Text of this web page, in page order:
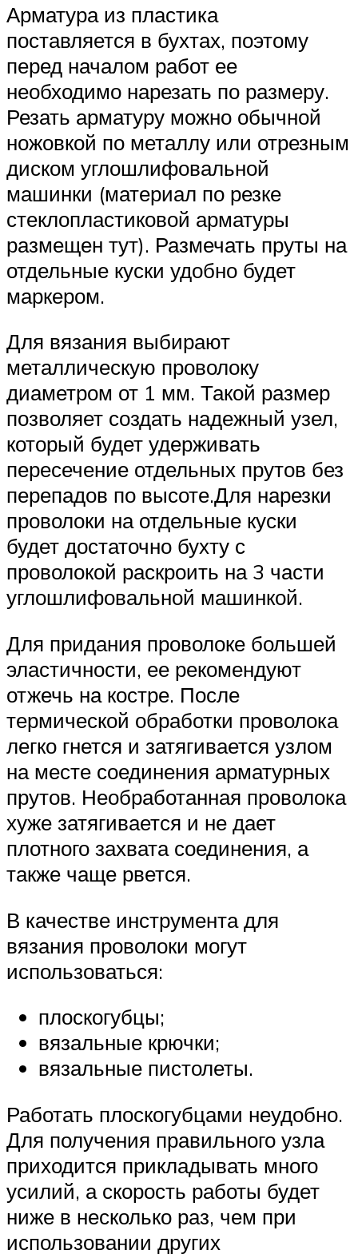
Арматура из пластика
поставляется в бухтах, поэтому
перед началом работ ее
необходимо нарезать по размеру.
Резать арматуру можно обычной
ножовкой по металлу или отрезным
диском углошлифовальной
машинки (материал по резке
стеклопластиковой арматуры
размещен тут). Размечать пруты на
отдельные куски удобно будет
маркером.
Для вязания выбирают
металлическую проволоку
диаметром от 1 мм. Такой размер
позволяет создать надежный узел,
который будет удерживать
пересечение отдельных прутов без
перепадов по высоте.Для нарезки
проволоки на отдельные куски
будет достаточно бухту с
проволокой раскроить на 3 части
углошлифовальной машинкой.
Для придания проволоке большей
эластичности, ее рекомендуют
отжечь на костре. После
термической обработки проволока
легко гнется и затягивается узлом
на месте соединения арматурных
прутов. Необработанная проволока
хуже затягивается и не дает
плотного захвата соединения, а
также чаще рвется.
В качестве инструмента для
вязания проволоки могут
использоваться:
плоскогубцы;
вязальные крючки;
вязальные пистолеты.
Работать плоскогубцами неудобно.
Для получения правильного узла
приходится прикладывать много
усилий, а скорость работы будет
ниже в несколько раз, чем при
использовании других